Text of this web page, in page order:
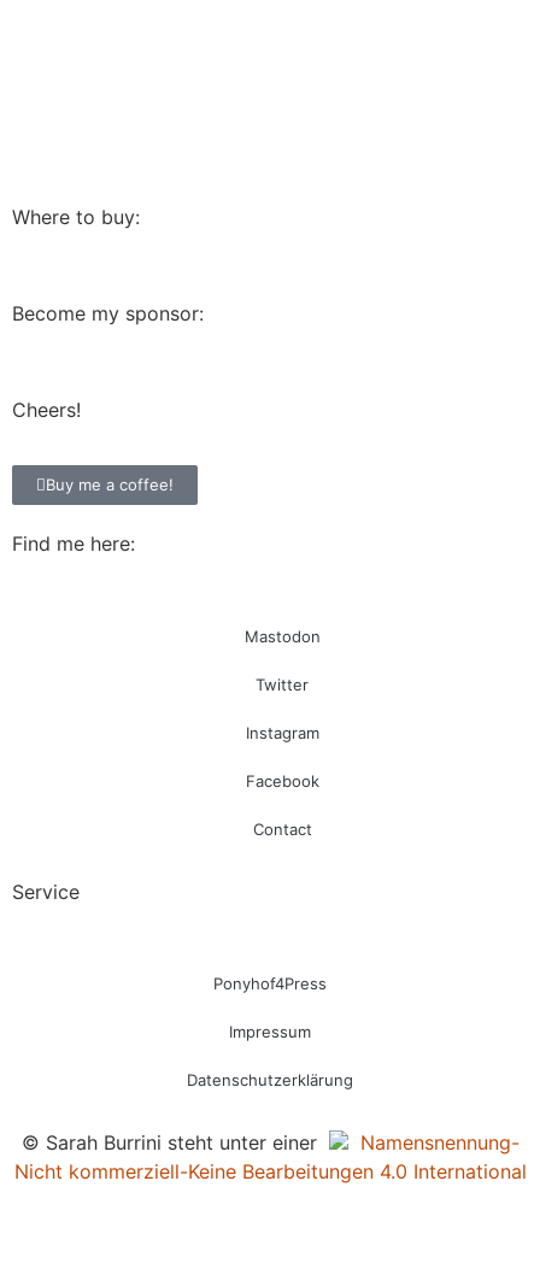
Where to buy:
Become my sponsor:
Cheers!
Buy me a coffee!
Find me here:
Mastodon
Twitter
Instagram
Facebook
Contact
Service
Ponyhof4Press
Impressum
Datenschutzerklärung
© Sarah Burrini steht unter einer
Namensnennung-
Nicht kommerziell-Keine Bearbeitungen 4.0 International